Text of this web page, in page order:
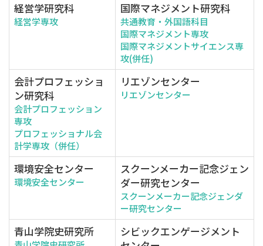
経営学研究科
経営学専攻
国際マネジメント研究科
共通教育・外国語科目
国際マネジメント専攻
国際マネジメントサイエンス専
攻(併任)
会計プロフェッショ
ン研究科
会計プロフェッション
専攻
プロフェッショナル会
計学専攻（併任）
リエゾンセンター
リエゾンセンター
環境安全センター
環境安全センター
スクーンメーカー記念ジェン
ダー研究センター
スクーンメーカー記念ジェンダ
ー研究センター
青山学院史研究所
シビックエンゲージメント